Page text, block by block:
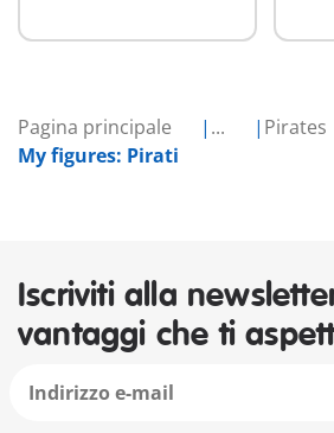
Pagina principale ...
Pirates
My figures: Pirati
Iscriviti alla
vantaggi che ti